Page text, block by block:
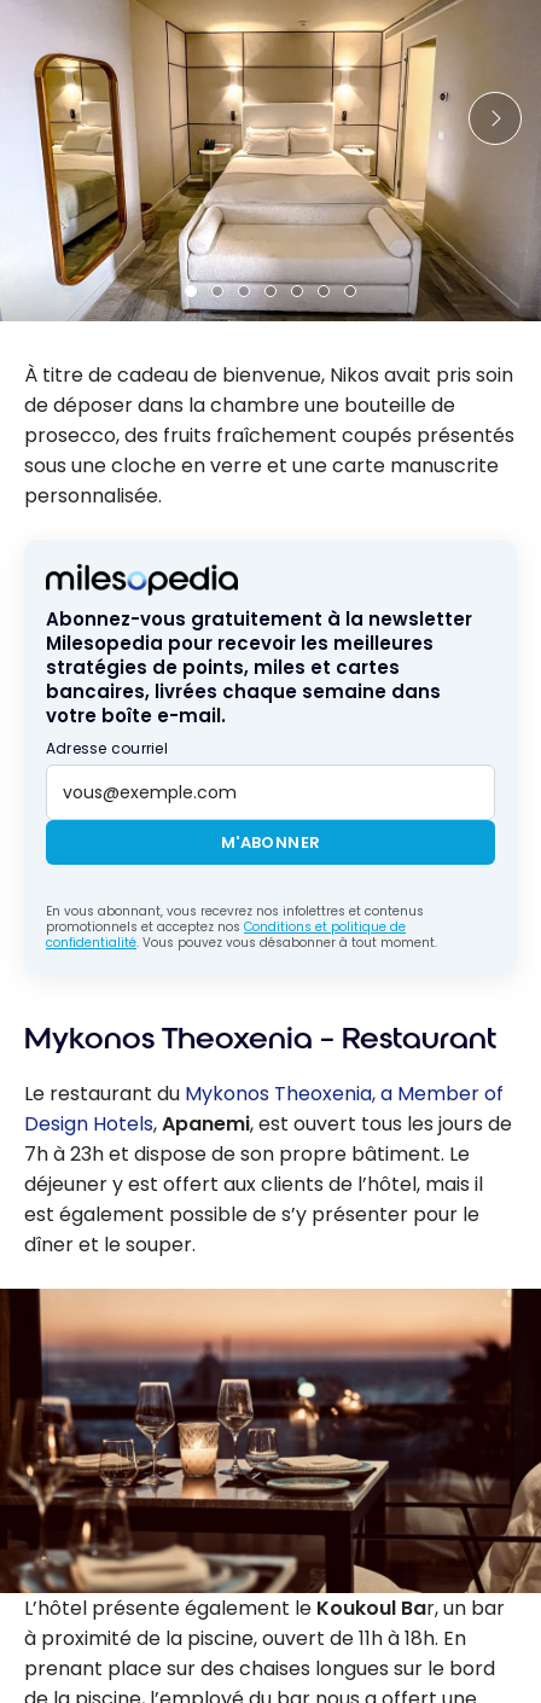
À titre de cadeau de bienvenue, Nikos avait pris soin
de déposer dans la chambre une bouteille de
prosecco, des fruits fraîchement coupés présentés
sous une cloche en verre et une carte manuscrite
personnalisée.
Abonnez-vous gratuitement à la newsletter
Milesopedia pour recevoir les meilleures
stratégies de points, miles et cartes
bancaires, livrées chaque semaine dans
votre boîte e-mail.
Adresse courriel
M'ABONNER
En vous abonnant, vous recevrez nos infolettres et contenus
promotionnels et acceptez nos Conditions et politique de
confidentialité. Vous pouvez vous désabonner à tout moment.
Mykonos Theoxenia – Restaurant
Le restaurant du Mykonos Theoxenia, a Member of
Design Hotels,Apanemi, est ouvert tous les jours de
7h à 23h et dispose de son propre bâtiment. Le
déjeuner y est offert aux clients de l’hôtel, mais il
est également possible de s’y présenter pour le
dîner et le souper.
L’hôtel présente également le Koukoul Bar, un bar
à proximité de la piscine, ouvert de 11h à 18h. En
prenant place sur des chaises longues sur le bord